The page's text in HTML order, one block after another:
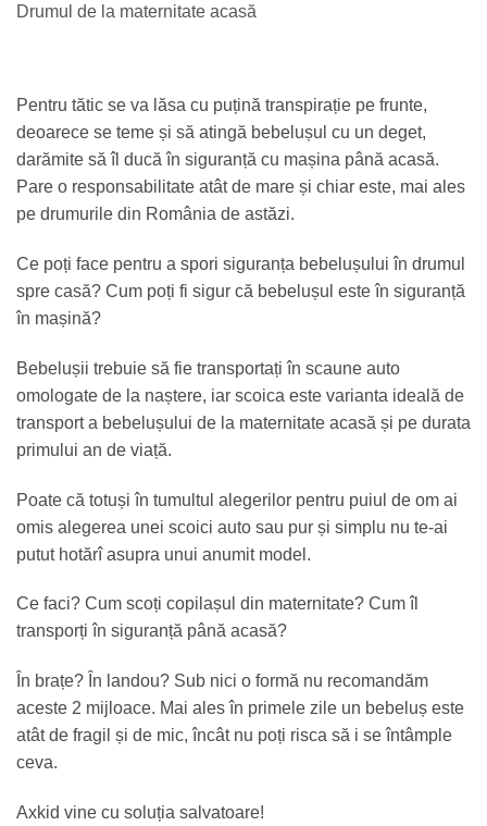
Drumul de la maternitate acasă
Pentru tătic se va lăsa cu puțină transpirație pe frunte,
deoarece se teme și să atingă bebelușul cu un deget,
darămite să îl ducă în siguranță cu mașina până acasă.
Pare o responsabilitate atât de mare și chiar este, mai ales
pe drumurile din România de astăzi.
Ce poți face pentru a spori siguranța bebelușului în drumul
spre casă? Cum poți fi sigur că bebelușul este în siguranță
în mașină?
Bebelușii trebuie să fie transportați în scaune auto
omologate de la naștere, iar scoica este varianta ideală de
transport a bebelușului de la maternitate acasă și pe durata
primului an de viață.
Poate că totuși în tumultul alegerilor pentru puiul de om ai
omis alegerea unei scoici auto sau pur și simplu nu te-ai
putut hotărî asupra unui anumit model.
Ce faci? Cum scoți copilașul din maternitate? Cum îl
transporți în siguranță până acasă?
În brațe? În landou? Sub nici o formă nu recomandăm
aceste 2 mijloace. Mai ales în primele zile un bebeluș este
atât de fragil și de mic, încât nu poți risca să i se întâmple
ceva.
Axkid vine cu soluția salvatoare!